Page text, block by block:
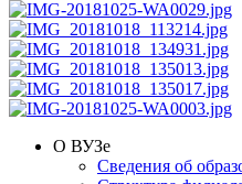
О ВУЗе
Сведения об